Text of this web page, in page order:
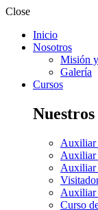
Close
Inicio
Nosotros
Misión
Galería
Cursos
Auxiliar
Auxiliar
Auxiliar
Auxiliar
Curso